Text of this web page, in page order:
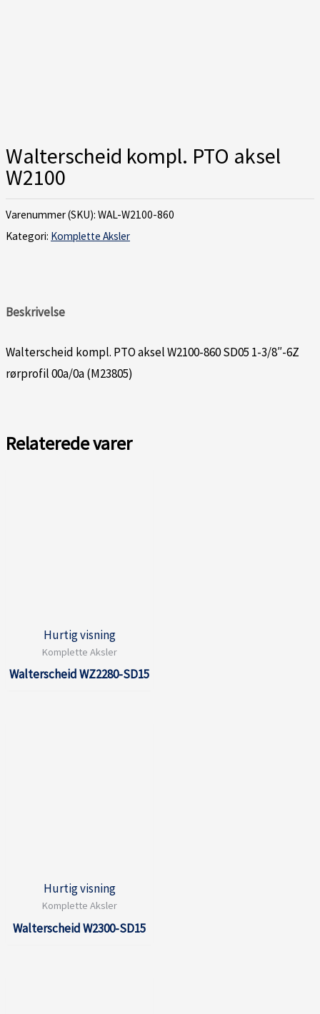
Walterscheid kompl. PTO aksel
W2100
Varenummer (SKU): WAL-W2100-860
Kategori: Komplette Aksler
Beskrivelse
Walterscheid kompl. PTO aksel W2100-860 SD05 1-3/8″-6Z
rørprofil 00a/0a (M23805)
Relaterede varer
Hurtig visning
Komplette Aksler
Walterscheid WZ2280-SD15
Hurtig visning
Komplette Aksler
Walterscheid W2300-SD15